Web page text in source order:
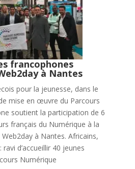
francophones
à Nantes
pour la jeunesse, dans le
mise en œuvre du Parcours
soutient la participation de 6
français du Numérique à la
à Nantes. Africains,
d’accueillir 40 jeunes
Numérique